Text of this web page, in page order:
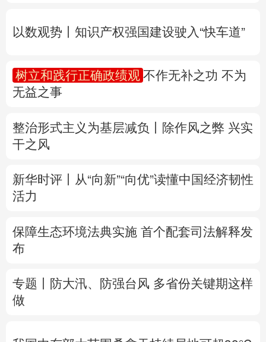
多语种频道
English Español Français عربى
Deutsch
以数观势丨知识产权强国建设驶入“快车道”
树立和践行正确政绩观 不作无补之功 不为
无益之事
整治形式主义为基层减负丨除作风之弊 兴实
干之风
新华时评丨从“向新”“向优”读懂中国经济韧性
活力
保障生态环境法典实施 首个配套司法解释发
布
专题丨
防大汛、防强台风 多省份关键期这样
做